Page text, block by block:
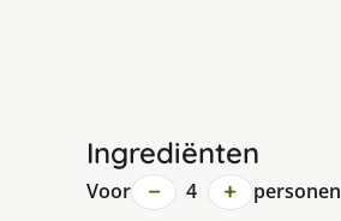
Ingrediënten
Voor − 4 + personen